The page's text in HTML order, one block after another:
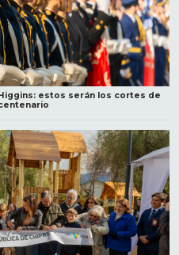
estos serán los cortes de